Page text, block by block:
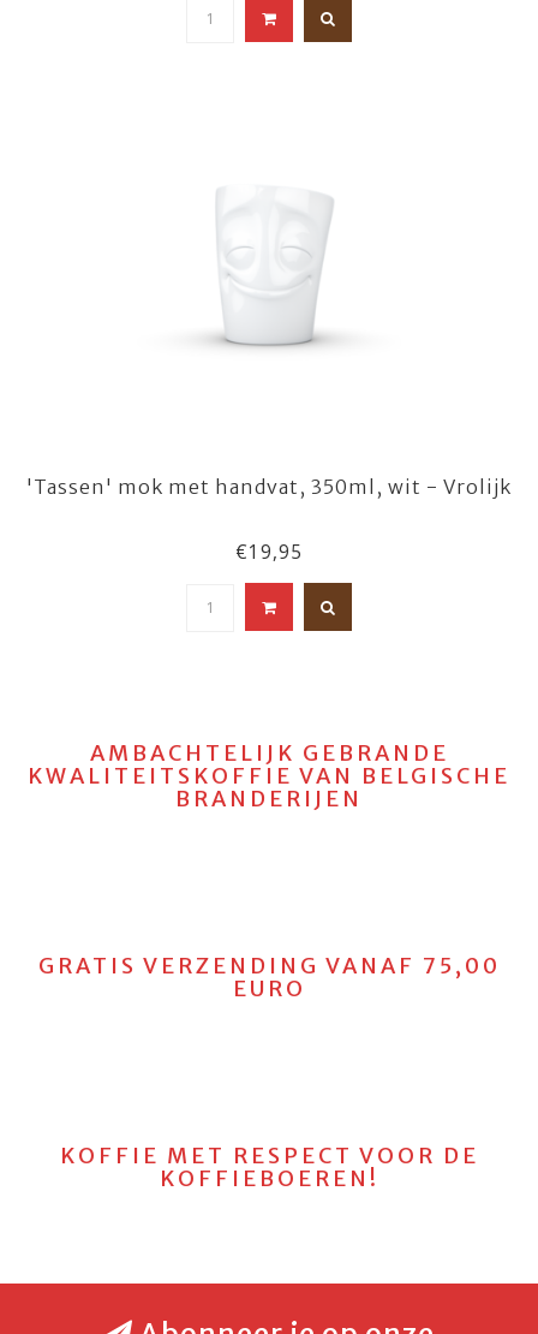
'Tassen' mok met handvat, 350ml, wit - Vrolijk
€19,95
AMBACHTELIJK GEBRANDE
KWALITEITSKOFFIE VAN BELGISCHE
BRANDERIJEN
GRATIS VERZENDING VANAF 75,00
EURO
KOFFIE MET RESPECT VOOR DE
KOFFIEBOEREN!